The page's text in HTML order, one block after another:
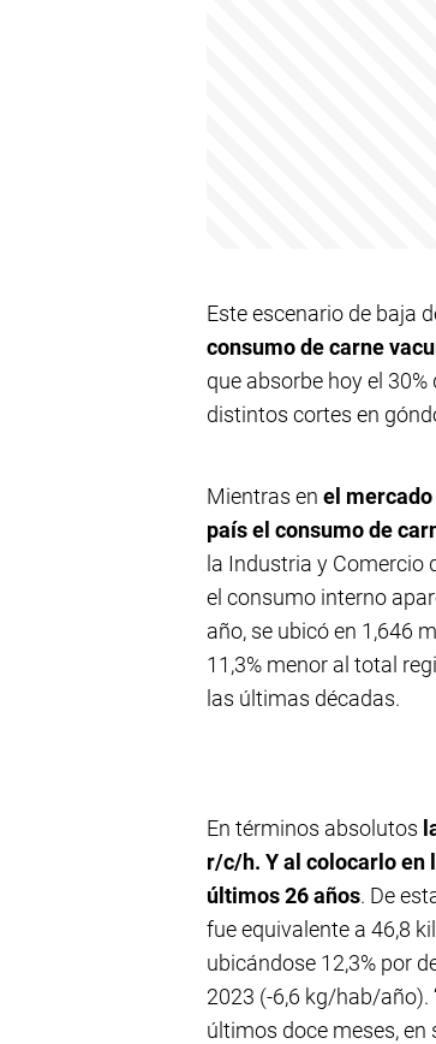
Este escenario de baja
consumo de carne
que absorbe hoy el
distintos cortes en
Mientras en el
país el consumo de
la Industria y Comercio
el consumo interno
año, se ubicó en 1,646
11,3% menor al total
las últimas décadas.
En términos absolutos
r/c/h. Y al colocarlo en
últimos 26 años. De
fue equivalente a 46,8
ubicándose 12,3% por
2023 (-6,6 kg/hab/año).
últimos doce meses,